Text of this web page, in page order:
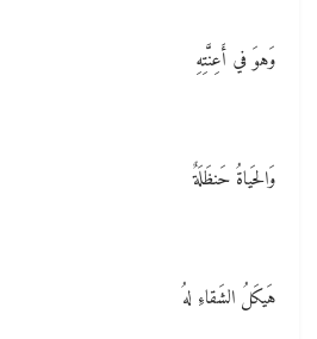
وَهوَ في أَعِنَّتِهِ
وَالحَياةُ حَنظَلَةٌ
هَيكَلُ الشَقاءِ لهُ